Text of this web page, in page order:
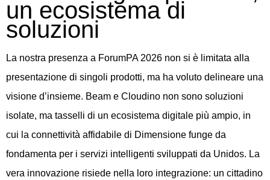
un ecosistema di
soluzioni
La nostra presenza a ForumPA 2026 non si è limitata alla
presentazione di singoli prodotti, ma ha voluto delineare una
visione d’insieme. Beam e Cloudino non sono soluzioni
isolate, ma tasselli di un ecosistema digitale più ampio, in
cui la connettività affidabile di Dimensione funge da
fondamenta per i servizi intelligenti sviluppati da Unidos. La
vera innovazione risiede nella loro integrazione: un cittadino